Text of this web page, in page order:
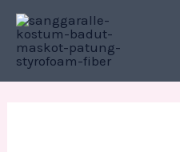
Skip
content